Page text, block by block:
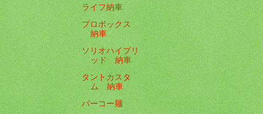
ライフ納車
プロボックス
納車
ソリオハイブリ
ッド 納車
タントカスタ
ム 納車
パーコー麺